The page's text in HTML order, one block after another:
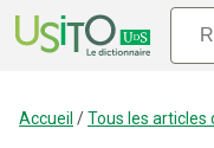
Accueil /Tous les articles